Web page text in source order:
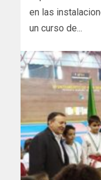
en las
un curso de...